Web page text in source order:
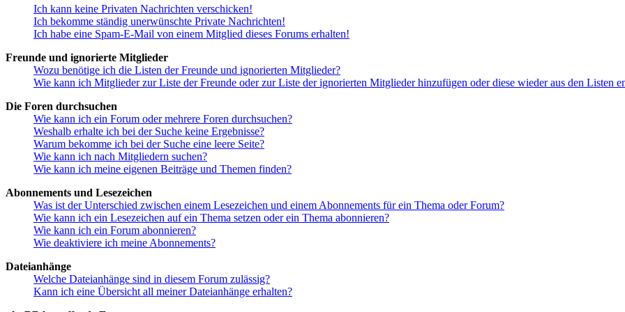
Ich kann keine Privaten Nachrichten verschicken!
Ich bekomme ständig unerwünschte Private Nachrichten!
Ich habe eine Spam-E-Mail von einem Mitglied dieses Forums erhalten!
Freunde und ignorierte Mitglieder
Wozu benötige ich die Listen der Freunde und ignorierten Mitglieder?
Wie kann ich Mitglieder zur Liste der Freunde oder zur Liste der ignorierten Mitglieder hinzufügen oder diese wieder aus den Listen
Die Foren durchsuchen
Wie kann ich ein Forum oder mehrere Foren durchsuchen?
Weshalb erhalte ich bei der Suche keine Ergebnisse?
Warum bekomme ich bei der Suche eine leere Seite?
Wie kann ich nach Mitgliedern suchen?
Wie kann ich meine eigenen Beiträge und Themen finden?
Abonnements und Lesezeichen
Was ist der Unterschied zwischen einem Lesezeichen und einem Abonnements für ein Thema oder Forum?
Wie kann ich ein Lesezeichen auf ein Thema setzen oder ein Thema abonnieren?
Wie kann ich ein Forum abonnieren?
Wie deaktiviere ich meine Abonnements?
Dateianhänge
Welche Dateianhänge sind in diesem Forum zulässig?
Kann ich eine Übersicht all meiner Dateianhänge erhalten?